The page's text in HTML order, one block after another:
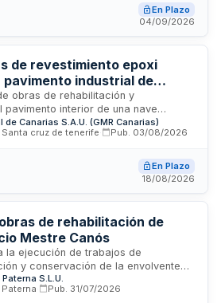
y acabados de fachada.
conforme a la normativa de
de obra ejecutada.
En Plazo
04/09/2026
de revestimiento epoxi
industrial de
Rural de Canarias
obras de rehabilitación y
pavimento interior de una nave
Cruz de Tenerife. Las obras
del soporte existente y
apto para uso industrial
intenso. El objetivo es mejorar la
logísticas y agroalimentarias.
Canarias S.A.U. (GMR Canarias)
Santa cruz de tenerife Pub. 03/08/2026
En Plazo
18/08/2026
de rehabilitación de
Mestre Canós
la ejecución de trabajos de
y conservación de la envolvente
Canós. Las obras incluyen todas
complementarias y de acabado
S.L.U.
Paterna Pub. 31/07/2026